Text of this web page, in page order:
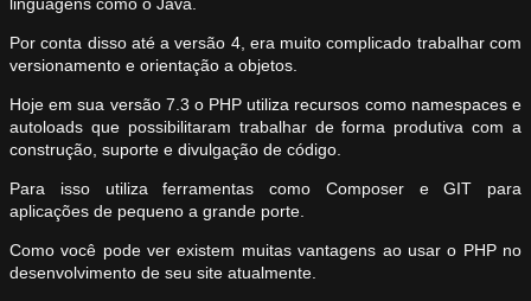
linguagens como o Java.
Por conta disso até a versão 4, era muito complicado trabalhar com
versionamento e orientação a objetos.
Hoje em sua versão 7.3 o PHP utiliza recursos como namespaces e
autoloads que possibilitaram trabalhar de forma produtiva com a
construção, suporte e divulgação de código.
Para isso utiliza ferramentas como Composer e GIT para
aplicações de pequeno a grande porte.
Como você pode ver existem muitas vantagens ao usar o PHP no
desenvolvimento de seu site atualmente.